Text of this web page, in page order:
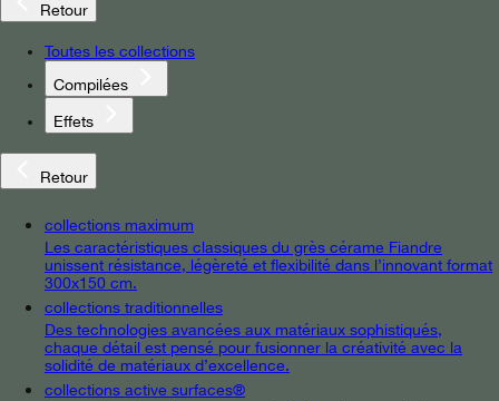
Retour
Toutes les collections
Compilées
Effets
Retour
collections maximum
Les caractéristiques classiques du grès cérame Fiandre
unissent résistance, légèreté et flexibilité dans l’innovant format
300x150 cm.
collections traditionnelles
Des technologies avancées aux matériaux sophistiqués,
chaque détail est pensé pour fusionner la créativité avec la
solidité de matériaux d’excellence.
collections active surfaces®